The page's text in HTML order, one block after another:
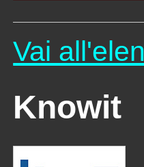
Vai
Knowit